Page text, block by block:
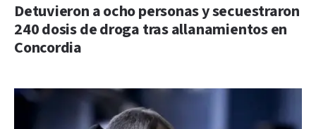
Detuvieron a ocho personas y secuestraron
240 dosis de droga tras allanamientos en
Concordia